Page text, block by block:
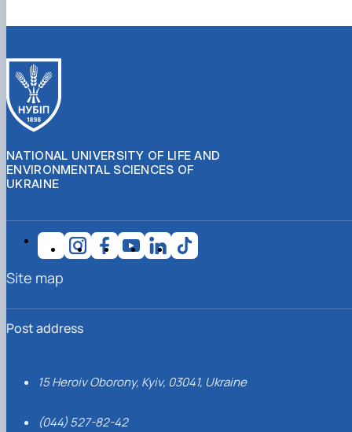
NATIONAL UNIVERSITY OF LIFE AND
ENVIRONMENTAL SCIENCES OF
UKRAINE
Post address
15 Heroiv Oborony, Kyiv, 03041, Ukraine
(044) 527-82-42
Site map